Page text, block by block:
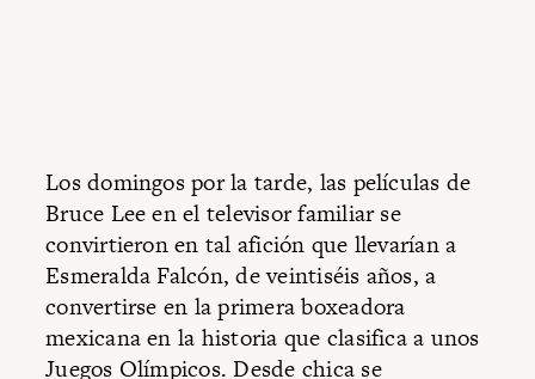
Los domingos por la tarde, las películas de
Bruce Lee en el televisor familiar se
convirtieron en tal afición que llevarían a
Esmeralda Falcón, de veintiséis años, a
convertirse en la primera boxeadora
mexicana en la historia que clasifica a unos
Juegos Olímpicos. Desde chica se